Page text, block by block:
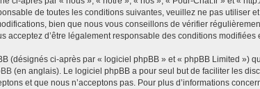
de toutes les conditions suivantes, veuillez ne pas
bien que nous vous conseillons de vérifier
acceptez d’être légalement responsable des conditions modifiées
(désignés ci-après par « logiciel phpBB » et « phpBB Limited »)
(en anglais). Le logiciel phpBB a pour seul but de faciliter les
et que nous n’acceptons pas. Pour plus d’informations